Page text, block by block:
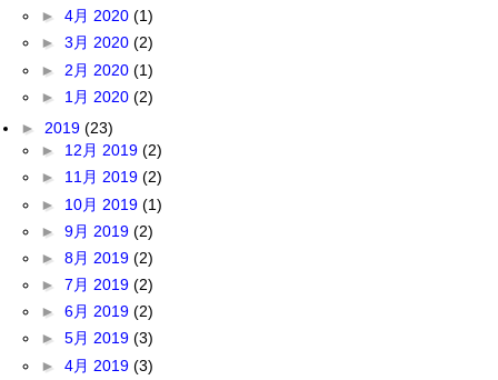
► 4月 2020 (1)
► 3月 2020 (2)
► 2月 2020 (1)
► 1月 2020 (2)
► 2019 (23)
► 12月 2019 (2)
► 11月 2019 (2)
► 10月 2019 (1)
► 9月 2019 (2)
► 8月 2019 (2)
► 7月 2019 (2)
► 6月 2019 (2)
► 5月 2019 (3)
► 4月 2019 (3)